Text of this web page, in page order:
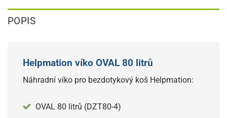
POPIS
Helpmation víko OVAL 80 litrů
Náhradní víko pro bezdotykový koš Helpmation:
OVAL 80 litrů (DZT80-4)